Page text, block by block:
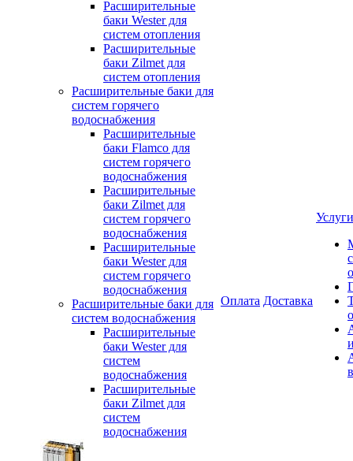
Расширительные
баки Wester для
систем отопления
Расширительные
баки Zilmet для
систем отопления
Расширительные баки для
систем горячего
водоснабжения
Расширительные
баки Flamco для
систем горячего
водоснабжения
Расширительные
баки Zilmet для
систем горячего
водоснабжения
Расширительные
баки Wester для
систем горячего
водоснабжения
Расширительные баки для
систем водоснабжения
Расширительные
баки Wester для
систем
водоснабжения
Расширительные
баки Zilmet для
систем
водоснабжения
Оплата Доставка
Услуги